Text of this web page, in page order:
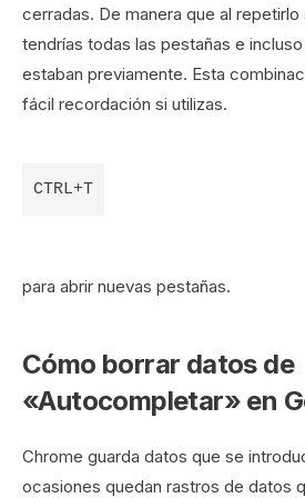
cerradas. De manera que al
tendrías todas las pestañas e
estaban previamente. Esta
fácil recordación si utilizas.
CTRL+T
para abrir nuevas pestañas.
Cómo borrar datos de
«Autocompletar» en
Chrome guarda datos que se
ocasiones quedan rastros de datos